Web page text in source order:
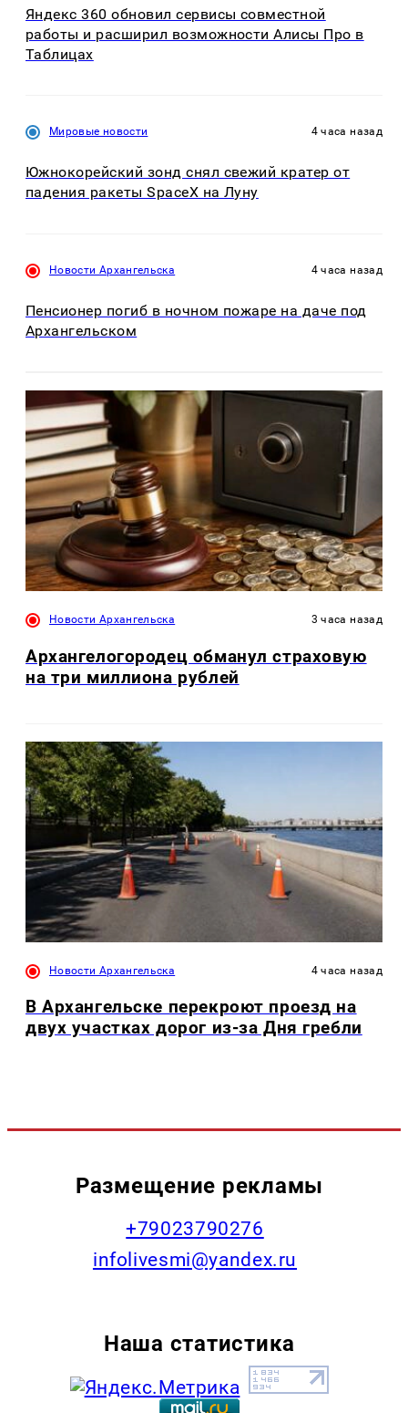
Яндекс 360 обновил сервисы совместной
работы и расширил возможности Алисы Про в
Таблицах
Мировые новости 4 часа назад
Южнокорейский зонд снял свежий кратер от
падения ракеты SpaceX на Луну
Новости Архангельска 4 часа назад
Пенсионер погиб в ночном пожаре на даче под
Архангельском
Новости Архангельска 3 часа назад
Архангелогородец обманул страховую
на три миллиона рублей
Новости Архангельска 4 часа назад
В Архангельске перекроют проезд на
двух участках дорог из-за Дня гребли
Размещение рекламы
+79023790276
infolivesmi@yandex.ru
Наша статистика